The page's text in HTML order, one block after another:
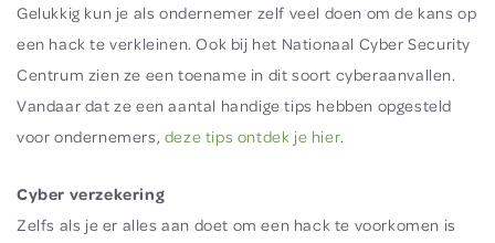
Gelukkig kun je als ondernemer zelf veel doen om de kans op
een hack te verkleinen. Ook bij het Nationaal Cyber Security
Centrum zien ze een toename in dit soort cyberaanvallen.
Vandaar dat ze een aantal handige tips hebben opgesteld
voor ondernemers, deze tips ontdek je hier.
Cyber verzekering
Zelfs als je er alles aan doet om een hack te voorkomen is